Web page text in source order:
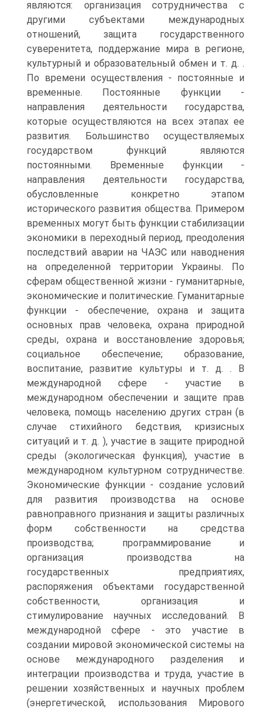
являются: организация сотрудничества с
другими субъектами международных
отношений, защита государственного
суверенитета, поддержание мира в регионе,
культурный и образовательный обмен и т. д. .
По времени осуществления - постоянные и
временные. Постоянные функции -
направления деятельности государства,
которые осуществляются на всех этапах ее
развития. Большинство осуществляемых
государством функций являются
постоянными. Временные функции -
направления деятельности государства,
обусловленные конкретно этапом
исторического развития общества. Примером
временных могут быть функции стабилизации
экономики в переходный период, преодоления
последствий аварии на ЧАЭС или наводнения
на определенной территории Украины. По
сферам общественной жизни - гуманитарные,
экономические и политические. Гуманитарные
функции - обеспечение, охрана и защита
основных прав человека, охрана природной
среды, охрана и восстановление здоровья;
социальное обеспечение; образование,
воспитание, развитие культуры и т. д. . В
международной сфере - участие в
международном обеспечении и защите прав
человека, помощь населению других стран (в
случае стихийного бедствия, кризисных
ситуаций и т. д. ), участие в защите природной
среды (экологическая функция), участие в
международном культурном сотрудничестве.
Экономические функции - создание условий
для развития производства на основе
равноправного признания и защиты различных
форм собственности на средства
производства; программирование и
организация производства на
государственных предприятиях,
распоряжения объектами государственной
собственности, организация и
стимулирование научных исследований. В
международной сфере - это участие в
создании мировой экономической системы на
основе международного разделения и
интеграции производства и труда, участие в
решении хозяйственных и научных проблем
(энергетической, использования Мирового